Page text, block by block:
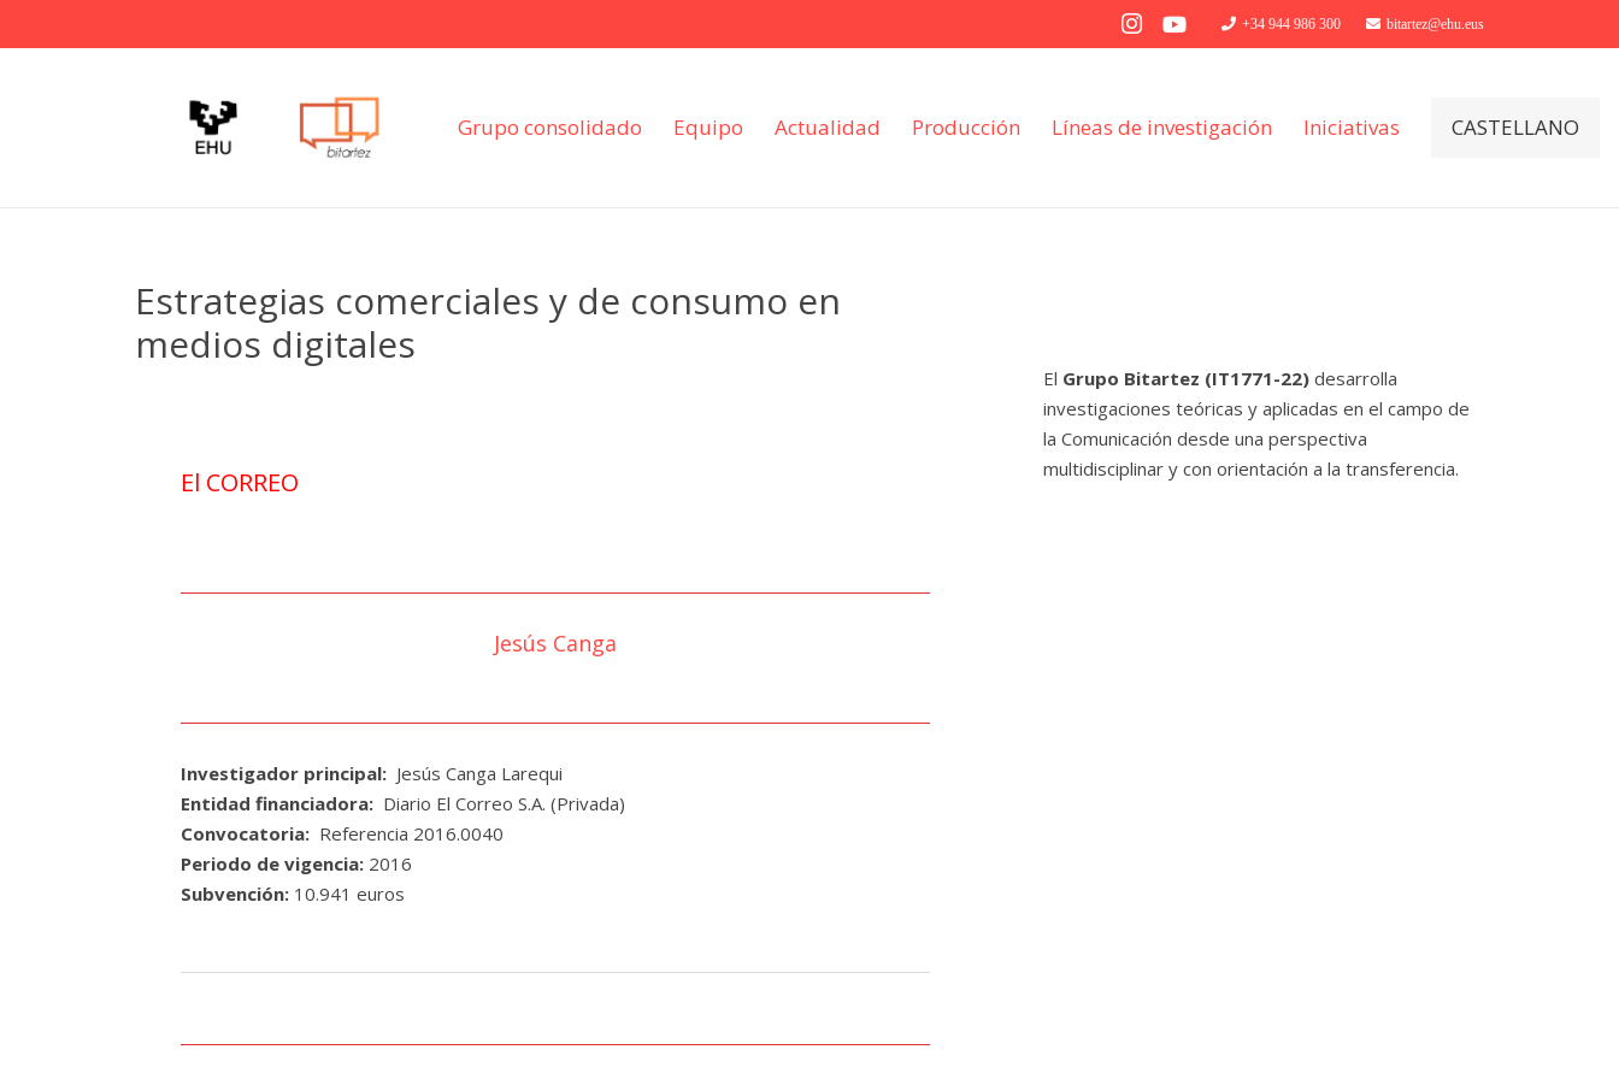
+34 944 986 300 bitartez@ehu.eus
Grupo consolidado Equipo Actualidad Producción Líneas de investigación Iniciativas CASTELLANO
Estrategias comerciales y de consumo en
medios digitales
El CORREO
Jesús Canga
Investigador principal: Jesús Canga Larequi
Entidad financiadora: Diario El Correo S.A. (Privada)
Convocatoria: Referencia 2016.0040
Periodo de vigencia:2016
Subvención: 10.941 euros
El Grupo Bitartez (IT1771-22)desarrolla
investigaciones teóricas y aplicadas en el campo de
la Comunicación desde una perspectiva
multidisciplinar y con orientación a la transferencia.